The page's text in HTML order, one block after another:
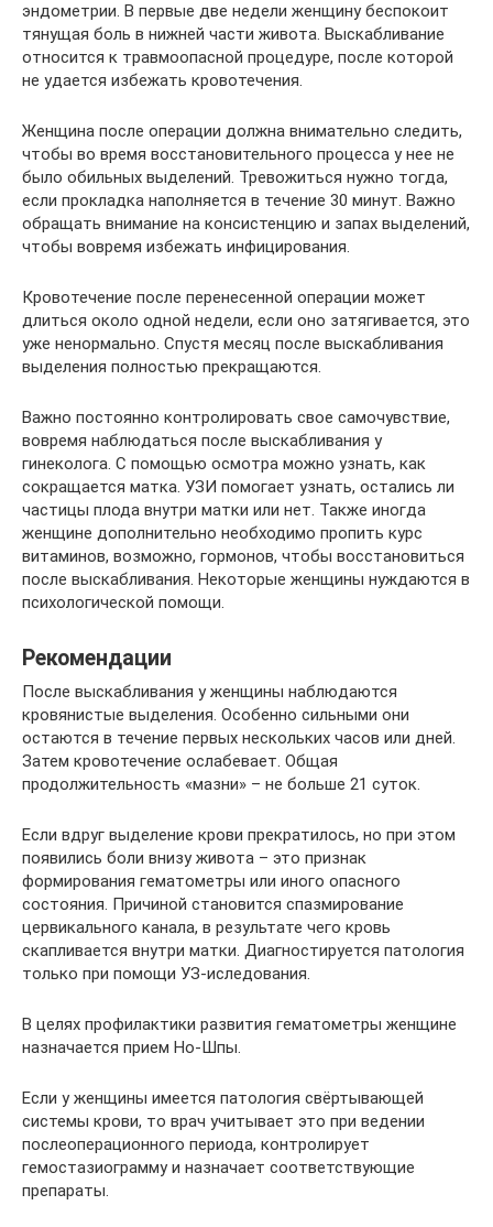
эндометрии. В первые две недели женщину беспокоит
тянущая боль в нижней части живота. Выскабливание
относится к травмоопасной процедуре, после которой
не удается избежать кровотечения.
Женщина после операции должна внимательно следить,
чтобы во время восстановительного процесса у нее не
было обильных выделений. Тревожиться нужно тогда,
если прокладка наполняется в течение 30 минут. Важно
обращать внимание на консистенцию и запах выделений,
чтобы вовремя избежать инфицирования.
Кровотечение после перенесенной операции может
длиться около одной недели, если оно затягивается, это
уже ненормально. Спустя месяц после выскабливания
выделения полностью прекращаются.
Важно постоянно контролировать свое самочувствие,
вовремя наблюдаться после выскабливания у
гинеколога. С помощью осмотра можно узнать, как
сокращается матка. УЗИ помогает узнать, остались ли
частицы плода внутри матки или нет. Также иногда
женщине дополнительно необходимо пропить курс
витаминов, возможно, гормонов, чтобы восстановиться
после выскабливания. Некоторые женщины нуждаются в
психологической помощи.
Рекомендации
После выскабливания у женщины наблюдаются
кровянистые выделения. Особенно сильными они
остаются в течение первых нескольких часов или дней.
Затем кровотечение ослабевает. Общая
продолжительность «мазни» – не больше 21 суток.
Если вдруг выделение крови прекратилось, но при этом
появились боли внизу живота – это признак
формирования гематометры или иного опасного
состояния. Причиной становится спазмирование
цервикального канала, в результате чего кровь
скапливается внутри матки. Диагностируется патология
только при помощи УЗ-иследования.
В целях профилактики развития гематометры женщине
назначается прием Но-Шпы.
Если у женщины имеется патология свёртывающей
системы крови, то врач учитывает это при ведении
послеоперационного периода, контролирует
гемостазиограмму и назначает соответствующие
препараты.